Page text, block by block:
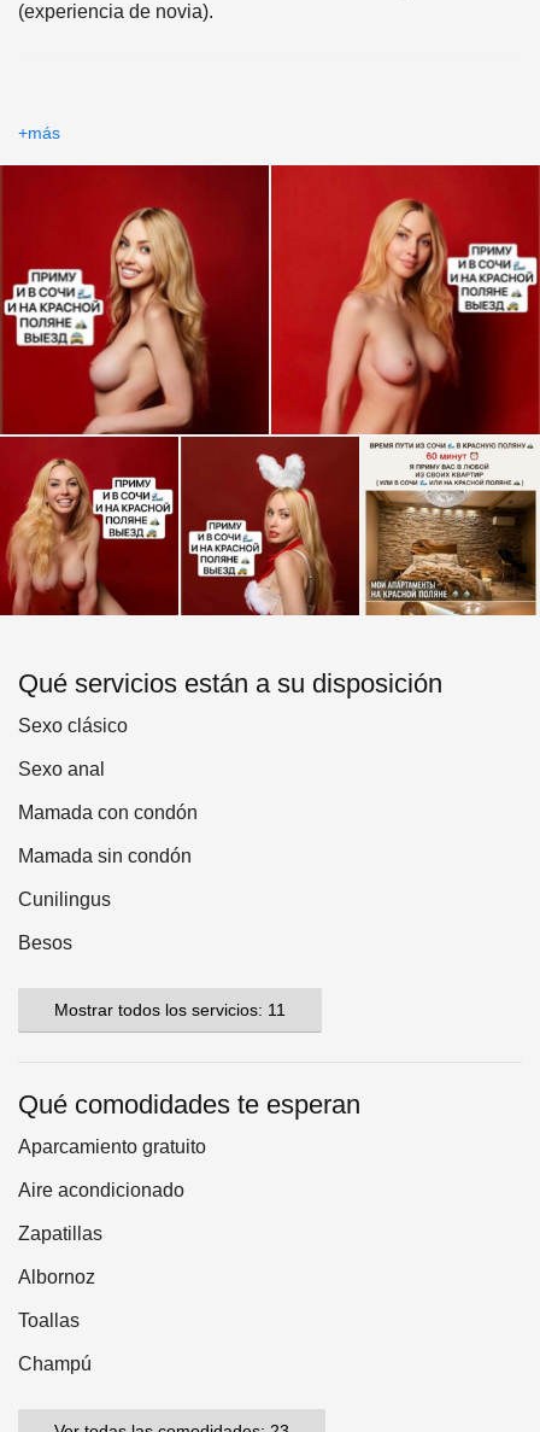
(experiencia de novia).
+más
Qué servicios están a su disposición
Sexo clásico
Sexo anal
Mamada con condón
Mamada sin condón
Cunilingus
Besos
Mostrar todos los servicios: 11
Qué comodidades te esperan
Aparcamiento gratuito
Aire acondicionado
Zapatillas
Albornoz
Toallas
Champú